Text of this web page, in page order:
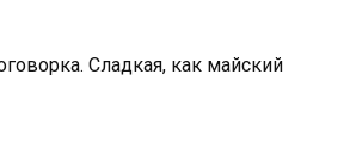
Сладкая, как майский